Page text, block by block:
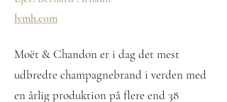
lvmh.com
Moët & Chandon er i dag det mest
udbredte champagnebrand i verden med
en årlig produktion på flere end 38